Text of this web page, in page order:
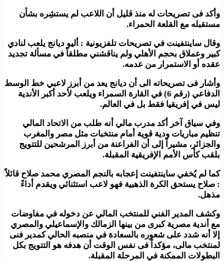
وأكد فى تصريحات له منذ قليل أن اللاعب لم يستشِره بشأن
مستقبله مع القلعة الحمراء.
وقال ساينتفينت في تصريحات تلفزيونية : أليو ديانج يلعب لنادي
كبير وعملاق بحجم الأهلي ولم يناقشني مطلقاً في مسألة تجديد
عقده أو الاستمرار من عدمه.
وأشار فى تصريحاته الى أن ديانج يعد من أبرز لاعبي خط الوسط
الدفاعي (رقم 6) في القارة السمراء ويلعب لأحد أكبر الأندية
ليس في إفريقيا فقط بل في العالم.
وفي سياق آخر أكد مدرب مالي أنه طلب من الاتحاد المالي
تنظيم مباريات ودية قوية أمام منتخبات مثل مصر والمغرب
والجزائر، مشيراً إلى أن الفراعنة من أبرز المرشحين للتتويج
بلقب كأس الأمم الإفريقية المقبلة.
كما لم يُخفي ساينتفينت إعجابه بالنجم المصري محمد صلاح قائلاً
: صلاح يستحق الكرة الذهبية فهو لاعب استثنائي ويقدم أداءً
مذهل.
وكشف المدير الفني للمنتخب المالي عن دخوله في مفاوضات
مع أندية مصرية كبرى من بينها الزمالك والإسماعيلي والمصري
إلا أنه شدد على شعوره بالسعادة في منصبه الحالي كمدير فنى
لمنتخب مالى، مؤكداً فى نفس الوقت أن هدفه هو التتويج بكل
البطولات الممكنة في المرحلة المقبلة.